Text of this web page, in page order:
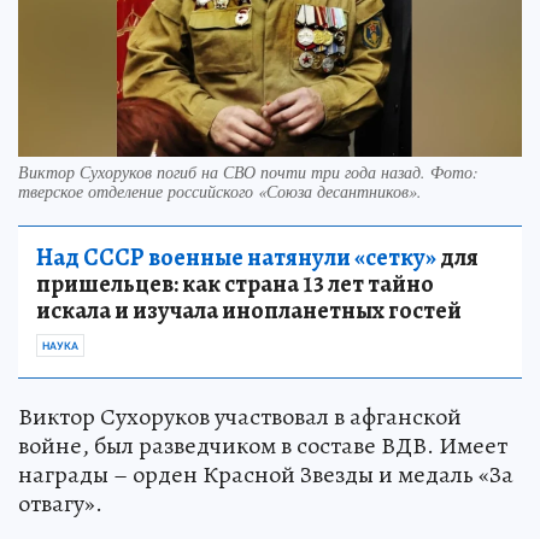
Виктор Сухоруков погиб на СВО почти три года назад. Фото:
тверское отделение российского «Союза десантников».
Над СССР военные натянули «сетку»для
пришельцев: как страна 13 лет тайно
искала и изучала инопланетных гостей
НАУКА
Виктор Сухоруков участвовал в афганской
войне, был разведчиком в составе ВДВ. Имеет
награды – орден Красной Звезды и медаль «За
отвагу».